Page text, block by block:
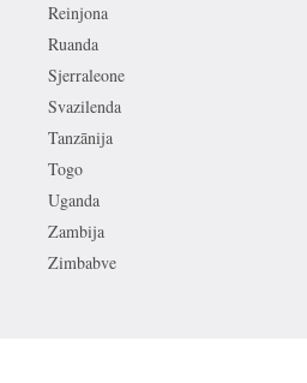
Reinjona
Ruanda
Sjerraleone
Svazilenda
Tanzānija
Togo
Uganda
Zambija
Zimbabve